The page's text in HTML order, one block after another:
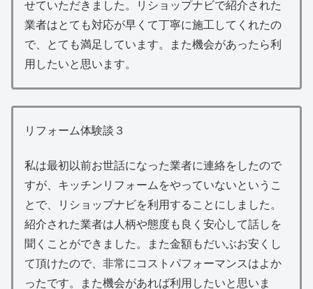
せていただきました。リショップナビで紹介された
業者はとても対応が早くて丁寧に施工してくれたの
で、とても満足しています。また機会があったら利
用したいと思います。
リフォーム体験談３
私は最初以前お世話になった業者に連絡をしたので
すが、キッチンリフォームをやっていないというこ
とで、リショップナビを利用することにしました。
紹介された業者は人柄や態度も良く安心して話しを
聞くことができました。また金額もだいぶお安くし
て頂けたので、非常にコストパフォーマンスはよか
ったです。また機会があれば利用したいと思いま